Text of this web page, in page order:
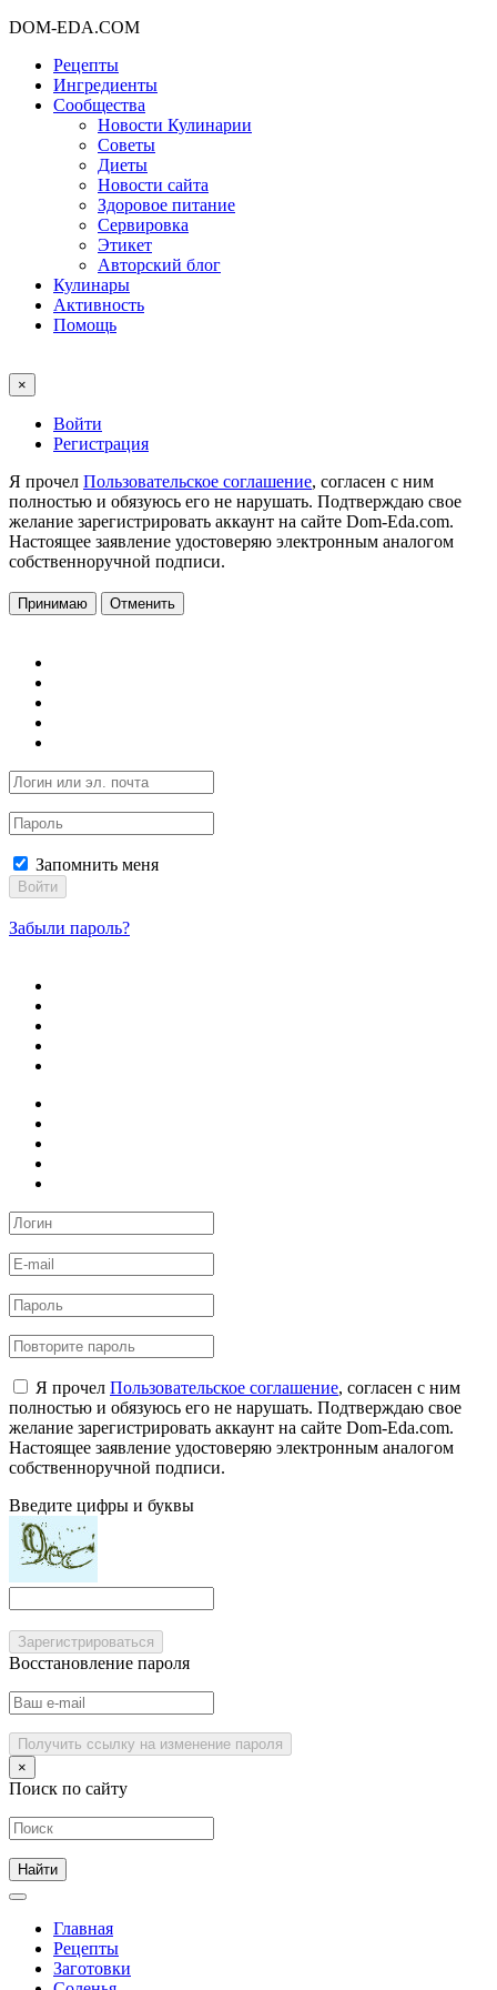
DOM-EDA.COM
Рецепты
Ингредиенты
Сообщества
Новости Кулинарии
Советы
Диеты
Новости сайта
Здоровое питание
Сервировка
Этикет
Авторский блог
Кулинары
Активность
Помощь
×
Войти
Регистрация
Я прочел Пользовательское соглашение, согласен с ним
полностью и обязуюсь его не нарушать. Подтверждаю свое
желание зарегистрировать аккаунт на сайте Dom-Eda.com.
Настоящее заявление удостоверяю электронным аналогом
собственноручной подписи.
Принимаю Отменить
Запомнить меня
Войти
Забыли пароль?
Я прочел Пользовательское соглашение, согласен с ним
полностью и обязуюсь его не нарушать. Подтверждаю свое
желание зарегистрировать аккаунт на сайте Dom-Eda.com.
Настоящее заявление удостоверяю электронным аналогом
собственноручной подписи.
Введите цифры и буквы
Зарегистрироваться
Восстановление пароля
Получить ссылку на изменение пароля
×
Поиск по сайту
Главная
Рецепты
Заготовки